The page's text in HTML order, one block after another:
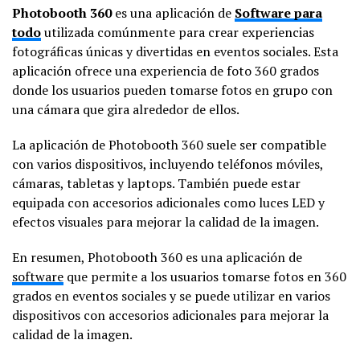
Photobooth 360es una aplicación de Software para
todoutilizada comúnmente para crear experiencias
fotográficas únicas y divertidas en eventos sociales. Esta
aplicación ofrece una experiencia de foto 360 grados
donde los usuarios pueden tomarse fotos en grupo con
una cámara que gira alrededor de ellos.
La aplicación de Photobooth 360 suele ser compatible
con varios dispositivos, incluyendo teléfonos móviles,
cámaras, tabletas y laptops. También puede estar
equipada con accesorios adicionales como luces LED y
efectos visuales para mejorar la calidad de la imagen.
En resumen, Photobooth 360 es una aplicación de
software que permite a los usuarios tomarse fotos en 360
grados en eventos sociales y se puede utilizar en varios
dispositivos con accesorios adicionales para mejorar la
calidad de la imagen.